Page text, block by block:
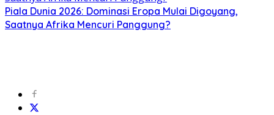
Piala Dunia 2026: Dominasi Eropa Mulai Digoyang,
Saatnya Afrika Mencuri Panggung?